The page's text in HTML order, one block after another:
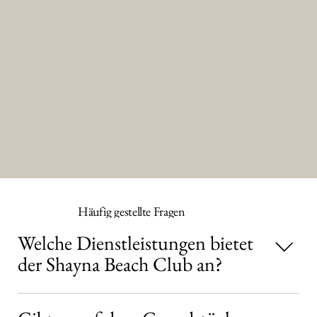
Häufig gestellte Fragen
Welche Dienstleistungen bietet
der Shayna Beach Club an?
Wir bieten einen Privatstrand, ein Restaurant und eine Bar,
Veranstaltungsräume, komfortable Zimmer, kostenlose Parkplätze